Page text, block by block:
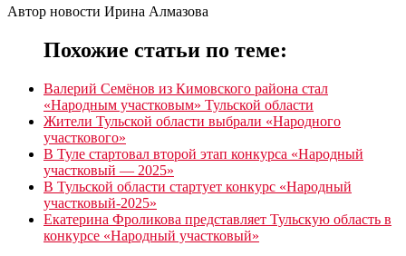
Автор новости Ирина Алмазова
Похожие статьи по теме:
Валерий Семëнов из Кимовского района стал
«Народным участковым» Тульской области
Жители Тульской области выбрали «Народного
участкового»
В Туле стартовал второй этап конкурса «Народный
участковый — 2025»
В Тульской области стартует конкурс «Народный
участковый-2025»
Екатерина Фроликова представляет Тульскую область в
конкурсе «Народный участковый»